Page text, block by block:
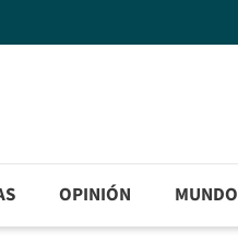
OPINIÓN MUNDO